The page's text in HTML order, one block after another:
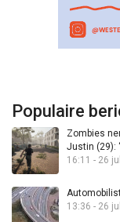
Populaire
Zombies
Justin (29):
16:11 - 26
13:36 - 26